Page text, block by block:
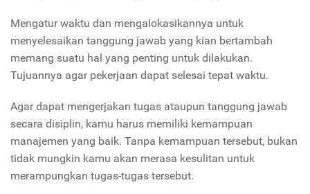
Mengatur waktu dan mengalokasikannya untuk
menyelesaikan tanggung jawab yang kian bertambah
memang suatu hal yang penting untuk dilakukan.
Tujuannya agar pekerjaan dapat selesai tepat waktu.
Agar dapat mengerjakan tugas ataupun tanggung jawab
secara disiplin, kamu harus memiliki kemampuan
manajemen yang baik. Tanpa kemampuan tersebut, bukan
tidak mungkin kamu akan merasa kesulitan untuk
merampungkan tugas-tugas tersebut.